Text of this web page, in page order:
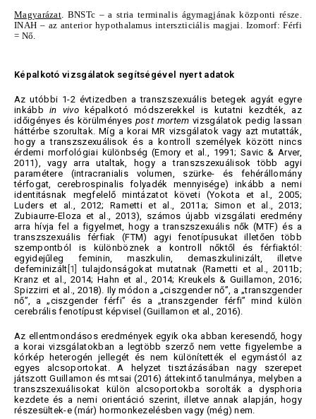
Magyarázat. BNSTc – a stria terminalis ágymagjának központi része.
INAH – az anterior hypothalamus interszticiális magjai. Izomorf: Férfi
= Nő.
Képalkotó vizsgálatok segítségével nyert adatok
Az utóbbi 1-2 évtizedben a transzszexuális betegek agyát egyre
inkább in vivoképalkotó módszerekkel is kutatni kezdték, az
időigényes és körülményes post mortem vizsgálatok pedig lassan
háttérbe szorultak. Míg a korai MR vizsgálatok vagy azt mutatták,
hogy a transzszexuálisok és a kontroll személyek között nincs
érdemi morfológiai különbség (Emory et al., 1991; Savic & Arver,
2011), vagy arra utaltak, hogy a transzszexuálisok több agyi
paramétere (intracranialis volumen, szürke- és fehérállomány
térfogat, cerebrospinalis folyadék mennyisége) inkább a nemi
identitásnak megfelelő mintázatot követi (Yokota et al., 2005;
Luders et al., 2012; Rametti et al., 2011a; Simon et al., 2013;
Zubiaurre-Eloza et al., 2013), számos újabb vizsgálati eredmény
arra hívja fel a figyelmet, hogy a transzszexuális nők (MTF) és a
transzszexuális férfiak (FTM) agyi fenotípusukat illetően több
szempontból is különböznek a kontroll nőktől és férfiaktól:
egyidejűleg feminin, maszkulin, demaszkulinizált, illetve
defeminizált [1]
tulajdonságokat mutatnak (Rametti et al., 2011b;
Kranz et al., 2014; Hahn et al., 2014; Kreukels & Guillamon, 2016;
Spizzirri et al., 2018). Ily módon a „ciszgender nő”, a „transzgender
nő”, a „ciszgender férfi” és a „transzgender férfi” mind külön
cerebrális fenotípust képvisel (Guillamon et al., 2016).
Az ellentmondásos eredmények egyik oka abban keresendő, hogy
a korai vizsgálatokban a legtöbb szerző nem vette figyelembe a
kórkép heterogén jellegét és nem különítették el egymástól az
egyes alcsoportokat. A helyzet tisztázásában nagy szerepet
játszott Guillamon és mtsai (2016) áttekintő tanulmánya, melyben a
transzszexuálisokat külön alcsoportokba sorolták a dysphoria
kezdete és a nemi orientáció szerint, illetve annak alapján, hogy
részesültek-e (már) hormonkezelésben vagy (még) nem.